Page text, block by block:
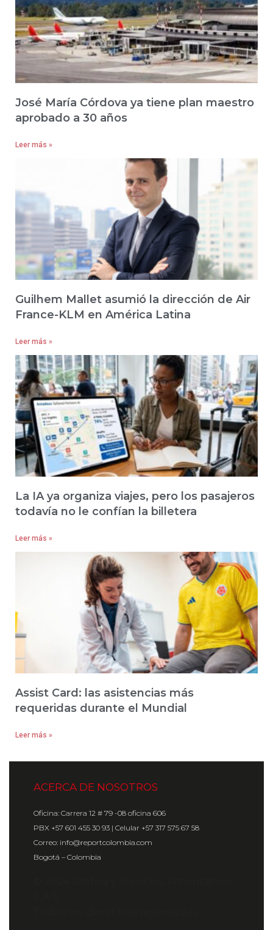
José María Córdova ya tiene plan maestro
aprobado a 30 años
Leer más »
Guilhem Mallet asumió la dirección de Air
France-KLM en América Latina
Leer más »
La IA ya organiza viajes, pero los pasajeros
todavía no le confían la billetera
Leer más »
Assist Card: las asistencias más
requeridas durante el Mundial
Leer más »
ACERCA DE NOSOTROS
Oficina: Carrera 12 # 79 -08 oficina 606
PBX +57 601 455 30 93 | Celular +57 317 575 67 58
Correo: info@reportcolombia.com
Bogotá – Colombia